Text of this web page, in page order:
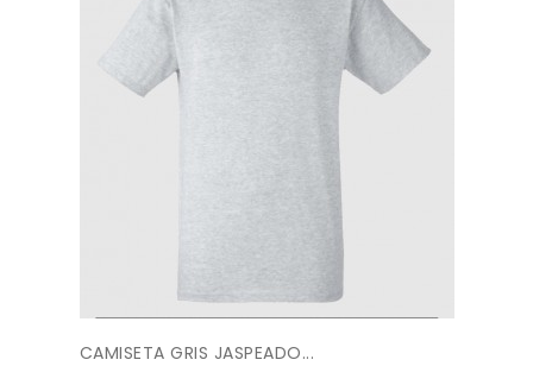
CAMISETA GRIS JASPEADO...